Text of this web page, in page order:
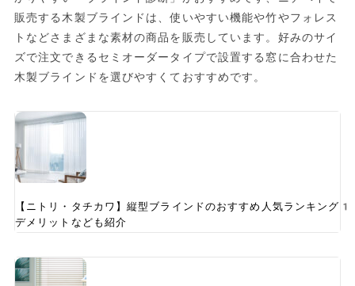
販売する木製ブラインドは、使いやすい機能や竹やフォレス
トなどさまざまな素材の商品を販売しています。好みのサイ
ズで注文できるセミオーダータイプで設置する窓に合わせた
木製ブラインドを選びやすくておすすめです。
【ニトリ・タチカワ】縦型ブラインドのおすすめ人気ランキン
デメリットなども紹介